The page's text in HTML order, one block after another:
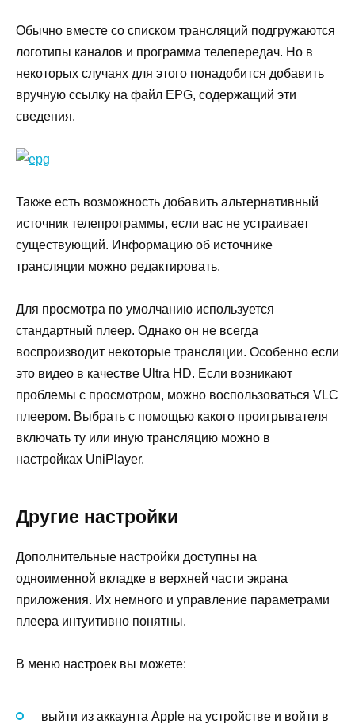
Обычно вместе со списком трансляций подгружаются
логотипы каналов и программа телепередач. Но в
некоторых случаях для этого понадобится добавить
вручную ссылку на файл EPG, содержащий эти
сведения.
Также есть возможность добавить альтернативный
источник телепрограммы, если вас не устраивает
существующий. Информацию об источнике
трансляции можно редактировать.
Для просмотра по умолчанию используется
стандартный плеер. Однако он не всегда
воспроизводит некоторые трансляции. Особенно если
это видео в качестве Ultra HD. Если возникают
проблемы с просмотром, можно воспользоваться VLC
плеером. Выбрать с помощью какого проигрывателя
включать ту или иную трансляцию можно в
настройках UniPlayer.
Другие настройки
Дополнительные настройки доступны на
одноименной вкладке в верхней части экрана
приложения. Их немного и управление параметрами
плеера интуитивно понятны.
В меню настроек вы можете:
выйти из аккаунта Apple на устройстве и войти в